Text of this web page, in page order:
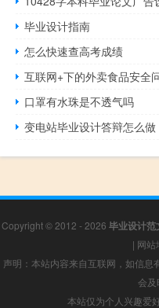
毕业设计指南
怎么快速查高考成绩
口罩有水珠是不透气吗
变电站毕业设计答辩怎么做
Copyright © 2012 - 2026 毕业设计范
| 网站
声明：本站内容来自互联网，如信
会
本站仅为个人兴趣爱